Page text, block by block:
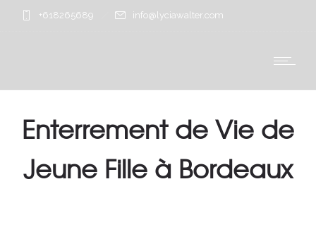
+618265689 info@lyciawalter.com
Enterrement de Vie de
Jeune Fille à Bordeaux